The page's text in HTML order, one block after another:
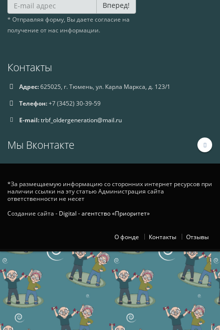
Вперед!
* Отправляя форму, Вы даете согласие на
получение от нас информации.
Контакты
Адрес:625025, г. Тюмень, ул. Карла Маркса, д. 123/1
Телефон:+7 (3452) 30-39-59
E-mail:trbf_oldergeneration@mail.ru
Мы Вконтакте
*За размещаемую информацию со сторонних интернет ресурсов при
наличии ссылки на эту статью Администрация сайта
ответственности не несет
Создание сайта - Digital - агентство «Приоритет»
О фонде Контакты Отзывы